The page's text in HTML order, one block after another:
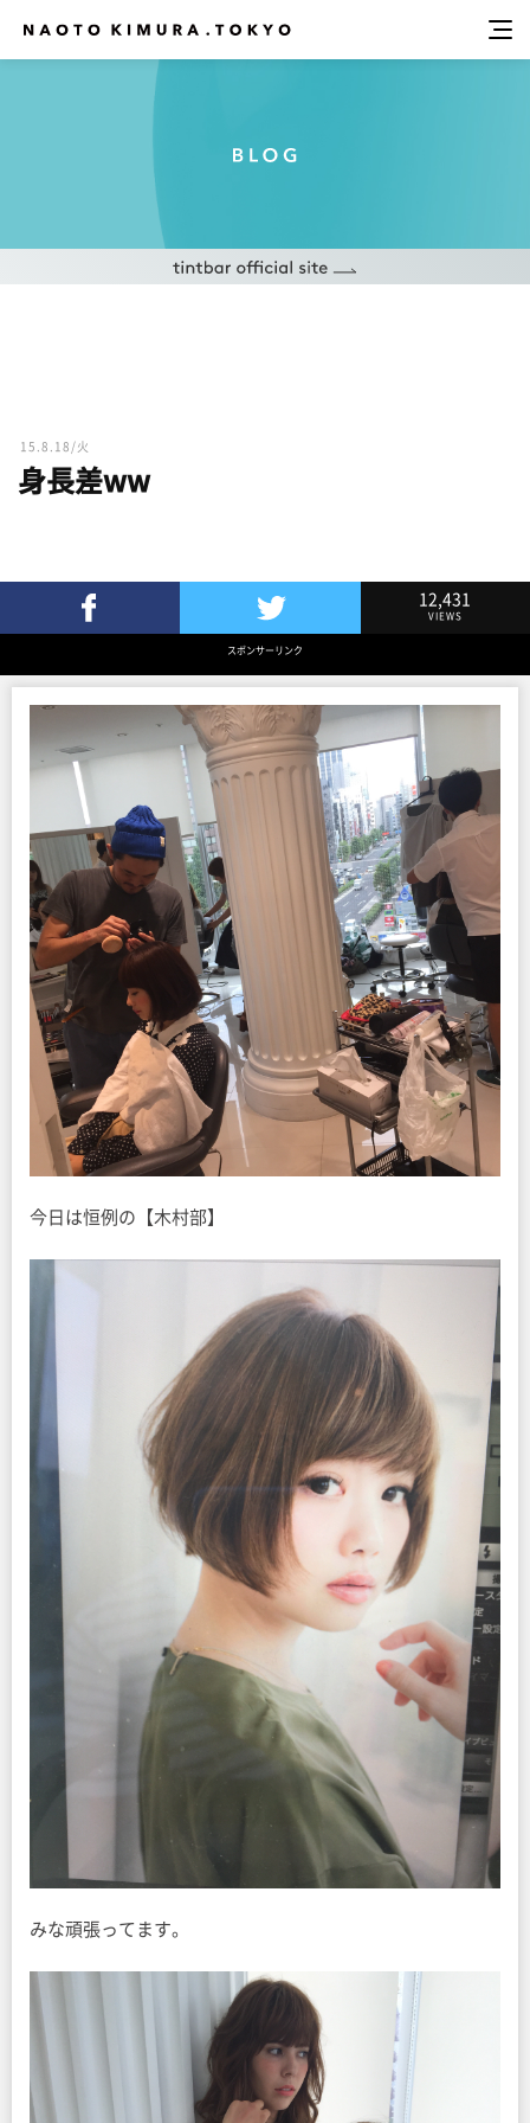
15.8.18/火
身長差ww
Twitterでツイート
12,431
VIEWS
スポンサーリンク
今日は恒例の【木村部】
みな頑張ってます。